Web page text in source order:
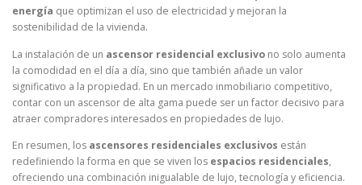
energía que optimizan el uso de electricidad y mejoran la
sostenibilidad de la vivienda.
La instalación de un ascensor residencial exclusivo no solo aumenta
la comodidad en el día a día, sino que también añade un valor
significativo a la propiedad. En un mercado inmobiliario competitivo,
contar con un ascensor de alta gama puede ser un factor decisivo para
atraer compradores interesados en propiedades de lujo.
En resumen, los ascensores residenciales exclusivos están
redefiniendo la forma en que se viven los espacios residenciales,
ofreciendo una combinación inigualable de lujo, tecnología y eficiencia.